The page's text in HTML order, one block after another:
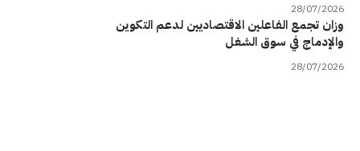
28/07/2026
وزان تجمع الفاعلين الاقتصاديين لدعم التكوين
والإدماج في سوق الشغل
28/07/2026